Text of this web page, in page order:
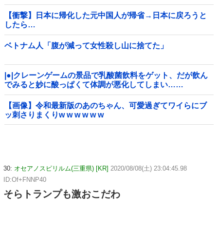
【衝撃】日本に帰化した元中国人が帰省→日本に戻ろうと
したら…
ベトナム人「腹が減って女性殺し山に捨てた」
|●|クレーンゲームの景品で乳酸菌飲料をゲット、だが飲ん
でみると妙に酸っぱくて体調が悪化してしまい……
【画像】令和最新版のあのちゃん、可愛過ぎてワイらにブ
ッ刺さりまくりw w w w w w
30: オセアノスピリルム(三重県) [KR] 2020/08/08(土) 23:04:45.98
ID:Of+FNNP40
そらトランプも激おこだわ